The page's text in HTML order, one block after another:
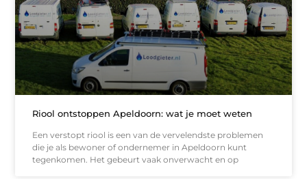
Riool ontstoppen Apeldoorn: wat je moet weten
Een verstopt riool is een van de vervelendste problemen
die je als bewoner of ondernemer in Apeldoorn kunt
tegenkomen. Het gebeurt vaak onverwacht en op